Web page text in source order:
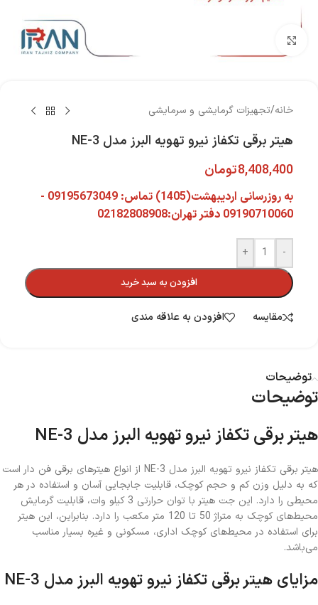
خانه/تجهیزات گرمایشی و سرمایشی
هیتر برقی تکفاز نیرو تهویه البرز مدل NE-3
8,408,400تومان
به روزرسانی اردیبهشت(1405) تماس: 09195673049 -
09190710060 دفتر تهران:02182808908
-
+
افزودن به سبد خرید
مقایسه افزودن به علاقه مندی
توضیحات
توضیحات
هیتر برقی تکفاز نیرو تهویه البرز مدل NE-3
هیتر برقی تکفاز نیرو تهویه البرز مدل NE-3 از انواع هیترهای برقی فن دار است
که به دلیل وزن کم و حجم کوچک، قابلیت جابجایی آسان و استفاده در هر
محیطی را دارد. این جت هیتر با توان حرارتی 3 کیلو وات، قابلیت گرمایش
محیط‌های کوچک به متراژ 50 تا 120 متر مکعب را دارد. بنابراین، این هیتر
برای استفاده در محیط‌های کوچک اداری، مسکونی و غیره بسیار مناسب
می‌باشد.
مزایای هیتر برقی تکفاز نیرو تهویه البرز مدل NE-3